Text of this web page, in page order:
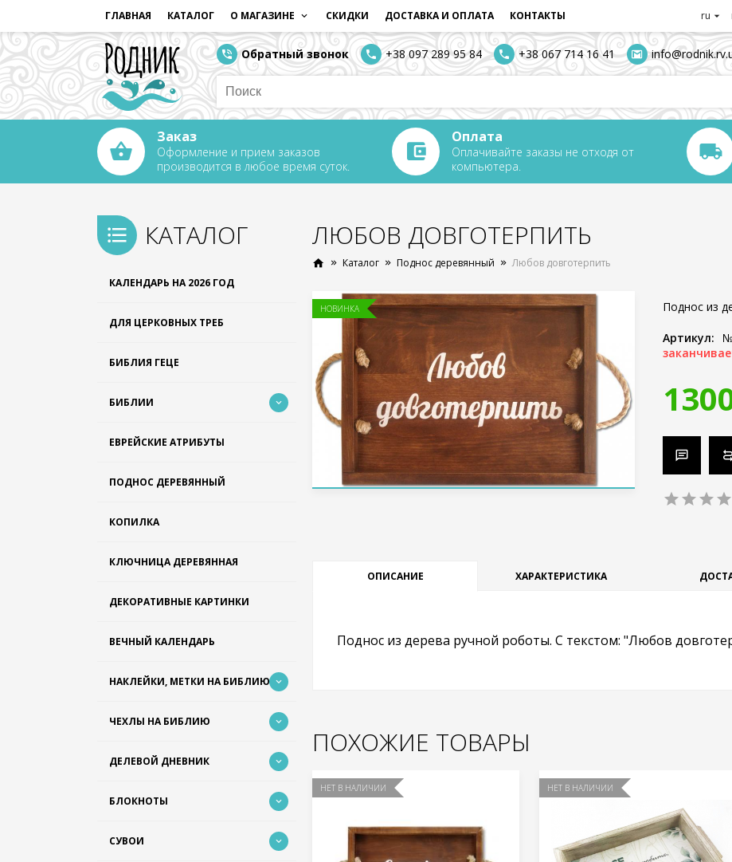
ГЛАВНАЯ КАТАЛОГ О МАГАЗИНЕ СКИДКИ ДОСТАВКА И ОПЛАТА КОНТАКТЫ ru
Обратный звонок +38 097 289 95 84 +38 067 714 16 41
Заказ
Оформление и прием заказов
производится в любое время суток.
Оплата
Оплачивайте заказы не отходя от
компьютера.
КАТАЛОГ
КАЛЕНДАРЬ НА 2026 ГОД
ДЛЯ ЦЕРКОВНЫХ ТРЕБ
БИБЛИЯ ГЕЦЕ
БИБЛИИ
ЕВРЕЙСКИЕ АТРИБУТЫ
ПОДНОС ДЕРЕВЯННЫЙ
КОПИЛКА
КЛЮЧНИЦА ДЕРЕВЯННАЯ
ДЕКОРАТИВНЫЕ КАРТИНКИ
ВЕЧНЫЙ КАЛЕНДАРЬ
НАКЛЕЙКИ, МЕТКИ НА БИБЛИЮ
ЧЕХЛЫ НА БИБЛИЮ
ДЕЛЕВОЙ ДНЕВНИК
БЛОКНОТЫ
СУВОИ
ЛЮБОВ ДОВГОТЕРПИТЬ
Каталог Поднос деревянный Любов довготерпить
НОВИНКА Поднос из
Артикул:
ОПИСАНИЕ ХАРАКТЕРИСТИКА
Поднос из дерева ручной роботы. С текстом: "Любов
ПОХОЖИЕ ТОВАРЫ
НЕТ В НАЛИЧИИ НЕТ В НАЛИЧИИ